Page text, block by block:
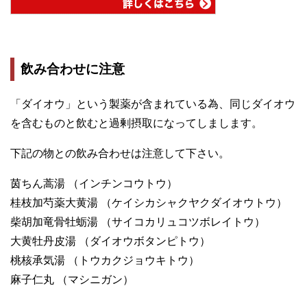
飲み合わせに注意
「ダイオウ」という製薬が含まれている為、同じダイオウ
を含むものと飲むと過剰摂取になってしまします。
下記の物との飲み合わせは注意して下さい。
茵ちん蒿湯 （インチンコウトウ）
桂枝加芍薬大黄湯 （ケイシカシャクヤクダイオウトウ）
柴胡加竜骨牡蛎湯 （サイコカリュコツボレイトウ）
大黄牡丹皮湯 （ダイオウボタンピトウ）
桃核承気湯 （トウカクジョウキトウ）
麻子仁丸 （マシニガン）